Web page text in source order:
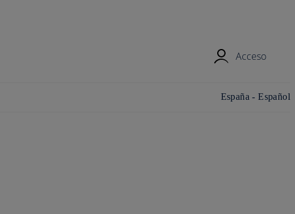
Acceso
Cambiar el país o
España - Español